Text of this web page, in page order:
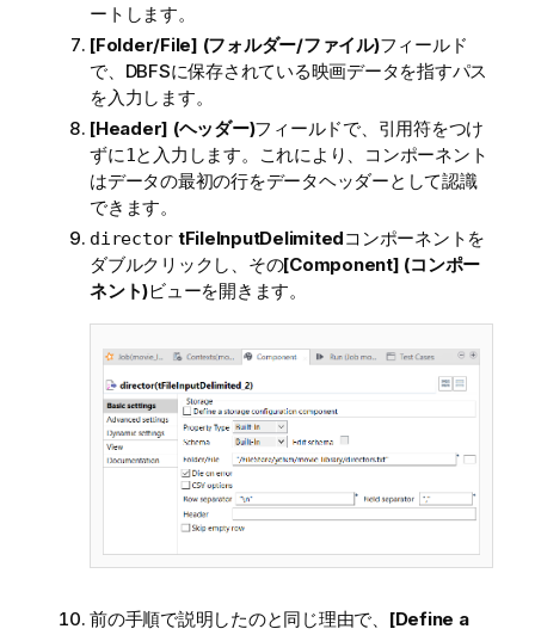
ートします。
[Folder/File] (フォルダー/ファイル)フィールド
で、DBFSに保存されている映画データを指すパス
を入力します。
[Header] (ヘッダー)フィールドで、引用符をつけ
ずに1と入力します。これにより、コンポーネント
はデータの最初の行をデータヘッダーとして認識
できます。
director tFileInputDelimitedコンポーネントを
ダブルクリックし、その[Component] (コンポー
ネント)ビューを開きます。
前の手順で説明したのと同じ理由で、 [Define a